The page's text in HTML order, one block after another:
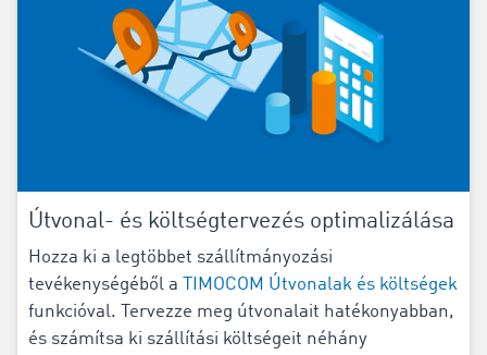
Útvonal- és költségtervezés optimalizálása
Hozza ki a legtöbbet szállítmányozási
tevékenységéből a
TIMOCOM Útvonalak és költségek
funkcióval. Tervezze meg útvonalait hatékonyabban,
és számítsa ki szállítási költségeit néhány